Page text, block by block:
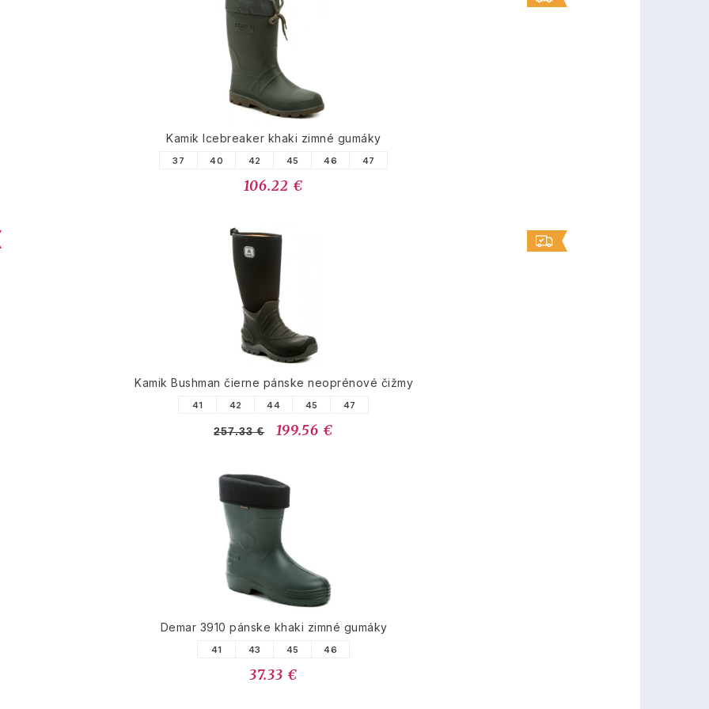
Kamik Icebreaker khaki zimné gumáky
37 40 42 45 46 47
106.22 €
Kamik Bushman čierne pánske neoprénové čižmy
41 42 44 45 47
257.33 € 199.56 €
Demar 3910 pánske khaki zimné gumáky
41 43 45 46
37.33 €